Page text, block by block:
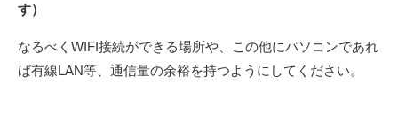
す）
なるべくWIFI接続ができる場所や、この他にパソコンであれ
ば有線LAN等、通信量の余裕を持つようにしてください。